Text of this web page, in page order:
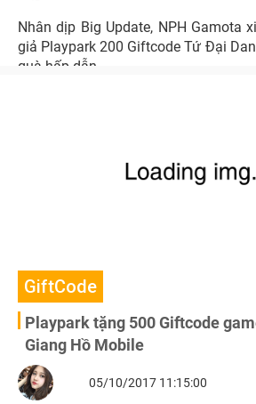
Nhân dịp Big Update, NPH Gamota
giả Playpark 200 Giftcode Tứ Đại
quà hấp dẫn.
GiftCode
Playpark tặng 500 Giftcode
Giang Hồ Mobile
05/10/2017 11:15:00